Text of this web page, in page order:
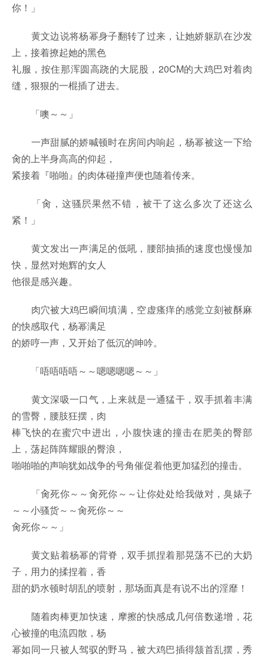
你！」
黄文边说将杨幂身子翻转了过来，让她娇躯趴在沙发
上，接着撩起她的黑色
礼服，按住那浑圆高跷的大屁股，20CM的大鸡巴对着肉
缝，狠狠的一棍插了进去。
「噢～～」
一声甜腻的娇喊顿时在房间内响起，杨幂被这一下给
肏的上半身高高的仰起，
紧接着『啪啪』的肉体碰撞声便也随着传来。
「肏，这骚屄果然不错，被干了这么多次了还这么
紧！」
黄文发出一声满足的低吼，腰部抽插的速度也慢慢加
快，显然对炮辉的女人
他很是感兴趣。
肉穴被大鸡巴瞬间填满，空虚瘙痒的感觉立刻被酥麻
的快感取代，杨幂满足
的娇哼一声，又开始了低沉的呻吟。
「唔唔唔唔～～嗯嗯嗯嗯～～」
黄文深吸一口气，上来就是一通猛干，双手抓着丰满
的雪臀，腰肢狂摆，肉
棒飞快的在蜜穴中进出，小腹快速的撞击在肥美的臀部
上，荡起阵阵耀眼的臀浪，
啪啪啪的声响犹如战争的号角催促着他更加猛烈的撞击。
「肏死你～～肏死你～～让你处处给我做对，臭婊子
～～小骚货～～肏死你～～
肏死你～～」
黄文贴着杨幂的背脊，双手抓捏着那晃荡不已的大奶
子，用力的揉捏着，香
甜的奶水顿时胡乱的喷射，那场面真是有说不出的淫靡！
随着肉棒更加快速，摩擦的快感成几何倍数递增，花
心被撞的电流四散，杨
幂如同一只被人驾驭的野马，被大鸡巴插得颔首乱摆，秀